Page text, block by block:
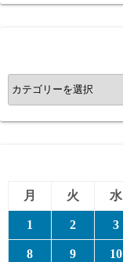
カ
テ
ゴ
月
火 水
1 2 3
8 9 10